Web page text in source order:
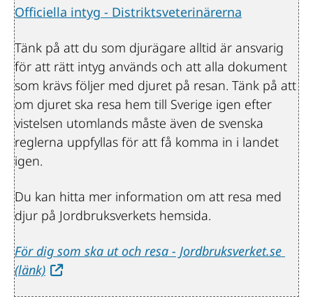
Officiella intyg - Distriktsveterinärerna
Tänk på att du som djurägare alltid är ansvarig
för att rätt intyg används och att alla dokument
som krävs följer med djuret på resan. Tänk på att
om djuret ska resa hem till Sverige igen efter
vistelsen utomlands måste även de svenska
reglerna uppfyllas för att få komma in i landet
igen.
Du kan hitta mer information om att resa med
djur på Jordbruksverkets hemsida.
För dig som ska ut och resa - Jordbruksverket.se
(länk)Länk till annan webbplats.